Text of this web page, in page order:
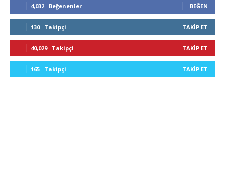
4,032 Beğenenler BEĞEN
130 Takipçi TAKIP ET
40,029 Takipçi TAKIP ET
165 Takipçi TAKIP ET